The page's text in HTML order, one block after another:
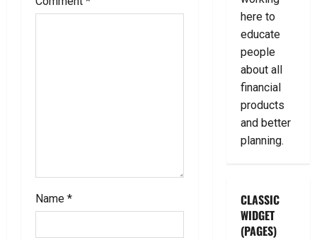
t
Name *
here to
educate
people
about all
financial
products
and better
planning.
CLASSIC
WIDGET
(PAGES)